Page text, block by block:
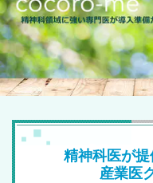
精神科医が
産業医